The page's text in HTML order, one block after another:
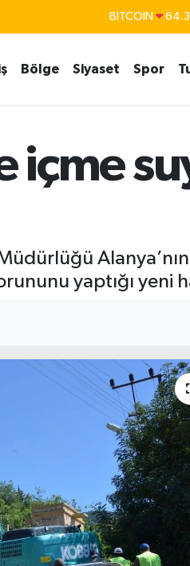
DOLAR
EURO
Bölge Siyaset Spor
içme
yaptığı yeni